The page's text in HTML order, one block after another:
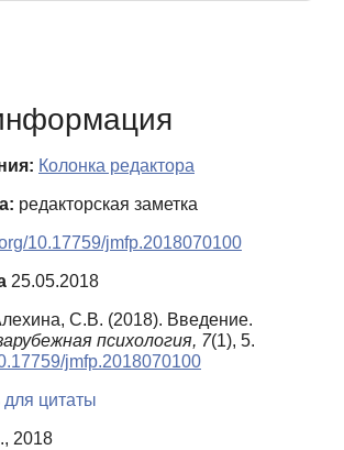
Колонка редактора
редакторская заметка
10.17759/jmfp.2018070100
25.05.2018
С.В. (2018). Введение.
психология, 7(1), 5.
jmfp.2018070100
для цитаты
2018